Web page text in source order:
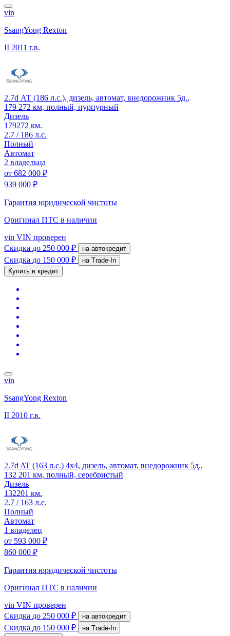
vin
SsangYong Rexton
II 2011 г.в.
2.7d АТ (186 л.с.), дизель, автомат, внедорожник 5д.,
179 272 км, полный, пурпурный
Дизель
179272 км.
2.7 / 186 л.с.
Полный
Автомат
2 владельца
от 682 000 ₽
939 000 ₽
Гарантия юридической чистоты
Оригинал ПТС в наличии
vin VIN проверен
Скидка до 250 000 ₽ на автокредит
Скидка до 150 000 ₽
на Trade-In
Купить в кредит
vin
SsangYong Rexton
II 2010 г.в.
2.7d AT (163 л.с.) 4x4, дизель, автомат, внедорожник 5д.,
132 201 км, полный, серебристый
Дизель
132201 км.
2.7 / 163 л.с.
Полный
Автомат
1 владелец
от 593 000 ₽
860 000 ₽
Гарантия юридической чистоты
Оригинал ПТС в наличии
vin VIN проверен
Скидка до 250 000 ₽ на автокредит
Скидка до 150 000 ₽
на Trade-In